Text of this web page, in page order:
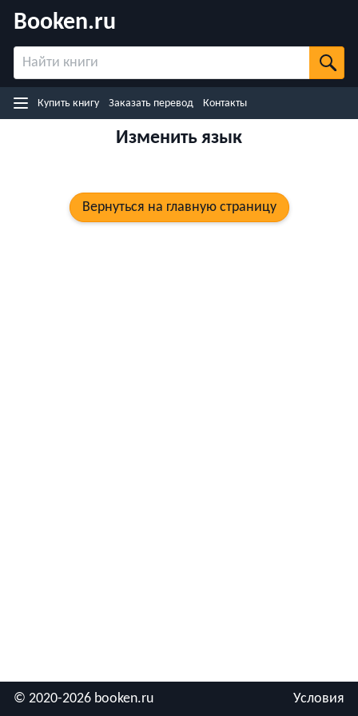
Booken.ru
Купить книгу Заказать перевод Контакты
Назад
Купить книгу на японском (Rakuten)
Купить книгу на Kobo.com
Купить книгу на Google Play
Изменить язык
Вернуться на главную страницу
© 2020-2026 booken.ru Условия